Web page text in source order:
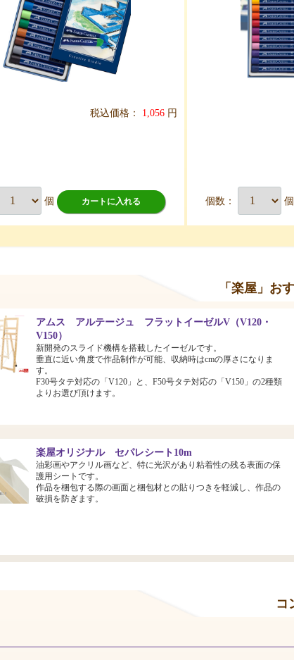
税込価格： 1,056 円
個 カートに入れる 個数： 個
「楽屋」お
アムス アルテージュ フラットイーゼルV（V120・
V150）
新開発のスライド機構を搭載したイーゼルです。
垂直に近い角度で作品制作が可能、収納時はcmの厚さになりま
す。
F30号タテ対応の「V120」と、F50号タテ対応の「V150」の2種類
よりお選び頂けます。
楽屋オリジナル セパレシート10m
油彩画やアクリル画など、特に光沢があり粘着性の残る表面の保
護用シートです。
作品を梱包する際の画面と梱包材との貼りつきを軽減し、作品の
破損を防ぎます。
コ